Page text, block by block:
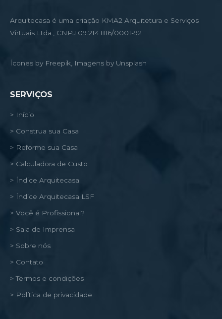
Arquitecasa é uma criação KMA2 Arquitetura e Serviços
Virtuais Ltda., CNPJ 09.214.816/0001-92
Ícones by Freepik, Imagens by Unsplash
SERVIÇOS
> Início
> Construa sua Casa
> Reforme sua Casa
> Calculadora de Custo
> Índice Arquitecasa
> Índice Arquitecasa LSF
> Você é Profissional?
> Sala de Imprensa
> Sobre nós
> Contato
> Termos e condições
> Política de privacidade